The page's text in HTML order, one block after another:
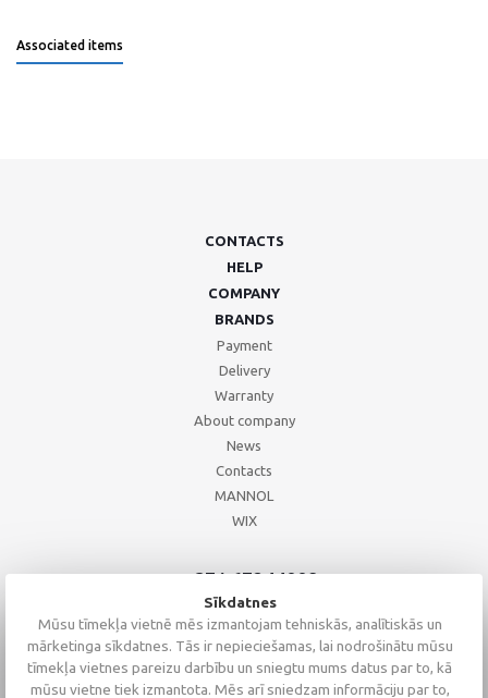
Associated items
CONTACTS
HELP
COMPANY
BRANDS
Payment
Delivery
Warranty
About company
News
Contacts
MANNOL
WIX
+371 67244008
+371 67271055
+371 26002793
Sīkdatnes
Mūsu tīmekļa vietnē mēs izmantojam tehniskās, analītiskās un
mārketinga sīkdatnes. Tās ir nepieciešamas, lai nodrošinātu mūsu
tīmekļa vietnes pareizu darbību un sniegtu mums datus par to, kā
mūsu vietne tiek izmantota. Mēs arī sniedzam informāciju par to,